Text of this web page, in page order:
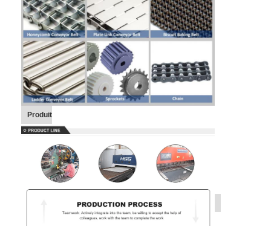
Grillage en spirale
Treillis métallique haute température
Nourriture Mesh Belt
Bande transporteuse en nid d'abeille
Mesh Belt photovoltaïque solaire
Chaîne Mesh Belt
Ceinture en spirale de congélateur
Produit